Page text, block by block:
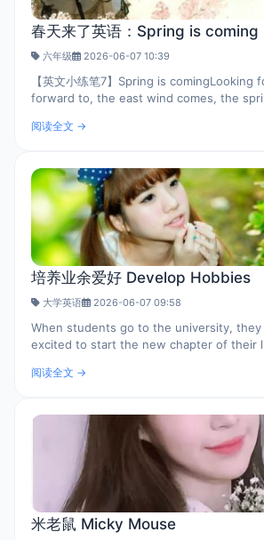
春天来了英语：Spring is coming
六年级 2026-06-07 10:39
【英文小练笔7】Spring is
forward to, the east wind comes, the
with lightsome pace, came t..
阅读全文 →
培养业余爱好 Develop Hobbies
大学英语 2026-06-07 09:58
When students go to the university, they
excited to start the new chapter of their
some find a part-time job, ..
阅读全文 →
米老鼠 Micky Mouse